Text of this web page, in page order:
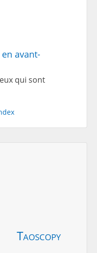
avant-
qui sont
Taoscopy